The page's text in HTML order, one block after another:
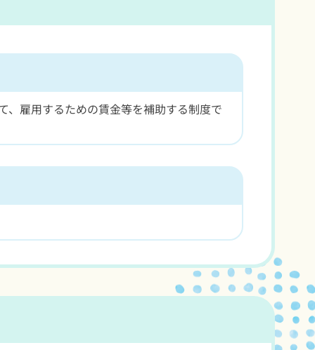
、雇用するための賃金等を補助する制度で